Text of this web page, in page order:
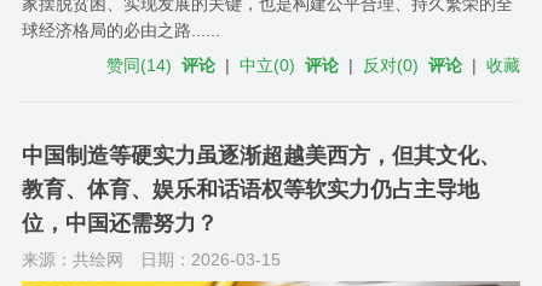
家摆脱贫困、实现发展的关键，也是构建公平合理、持久繁荣的全
球经济格局的必由之路......
赞同(14) 评论 |中立(0) 评论 | 反对(0) 评论 |收藏
中国制造等硬实力虽逐渐超越美西方，但其文化、
教育、体育、娱乐和话语权等软实力仍占主导地
位，中国还需努力？
来源：共绘网 日期：2026-03-15